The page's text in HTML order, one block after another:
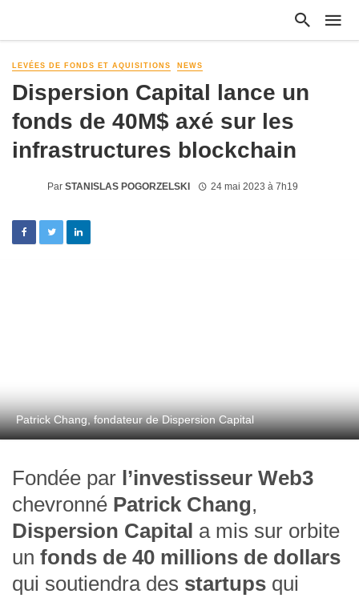
LEVÉES DE FONDS ET AQUISITIONS NEWS
Dispersion Capital lance un
fonds de 40M$ axé sur les
infrastructures blockchain
Par STANISLAS POGORZELSKI 24 mai 2023 à 7h19
Patrick Chang, fondateur de Dispersion Capital
Fondée par l’investisseur Web3
chevronné Patrick Chang,
Dispersion Capital a mis sur orbite
un fonds de 40 millions de dollars
qui soutiendra des startups qui